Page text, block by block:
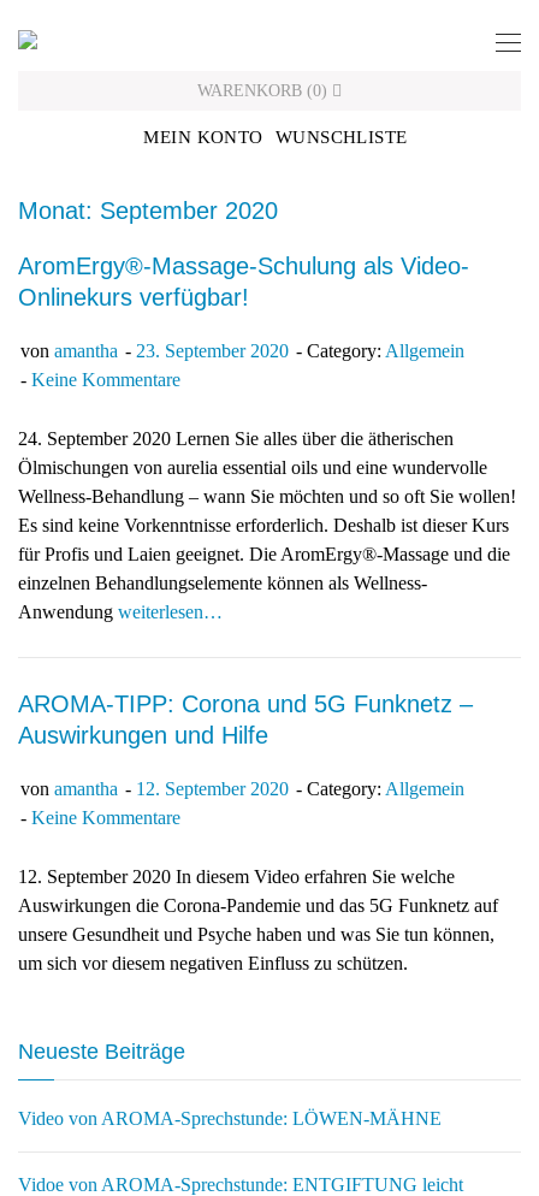
WARENKORB (0)
MEIN KONTO WUNSCHLISTE
Monat: September 2020
AromErgy®-Massage-Schulung als Video-
Onlinekurs verfügbar!
von amantha 23. September 2020 Category: Allgemein
Keine Kommentare
24. September 2020 Lernen Sie alles über die ätherischen
Ölmischungen von aurelia essential oils und eine wundervolle
Wellness-Behandlung – wann Sie möchten und so oft Sie wollen!
Es sind keine Vorkenntnisse erforderlich. Deshalb ist dieser Kurs
für Profis und Laien geeignet. Die AromErgy®-Massage und die
einzelnen Behandlungselemente können als Wellness-
Anwendung weiterlesen…
AROMA-TIPP: Corona und 5G Funknetz –
Auswirkungen und Hilfe
von amantha 12. September 2020 Category: Allgemein
Keine Kommentare
12. September 2020 In diesem Video erfahren Sie welche
Auswirkungen die Corona-Pandemie und das 5G Funknetz auf
unsere Gesundheit und Psyche haben und was Sie tun können,
um sich vor diesem negativen Einfluss zu schützen.
Neueste Beiträge
Video von AROMA-Sprechstunde: LÖWEN-MÄHNE
Vidoe von AROMA-Sprechstunde: ENTGIFTUNG leicht